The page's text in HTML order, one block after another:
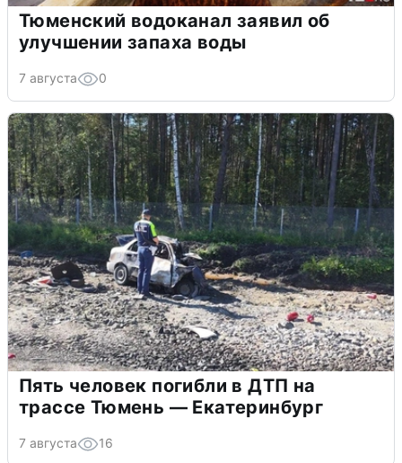
Тюменский водоканал заявил об
улучшении запаха воды
7 августа 0
Пять человек погибли в ДТП на
трассе Тюмень — Екатеринбург
7 августа 16